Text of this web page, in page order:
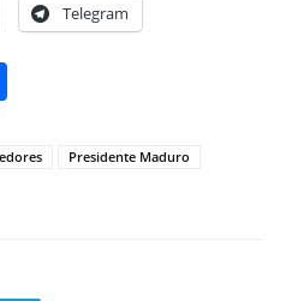
Telegram
Presidente Maduro